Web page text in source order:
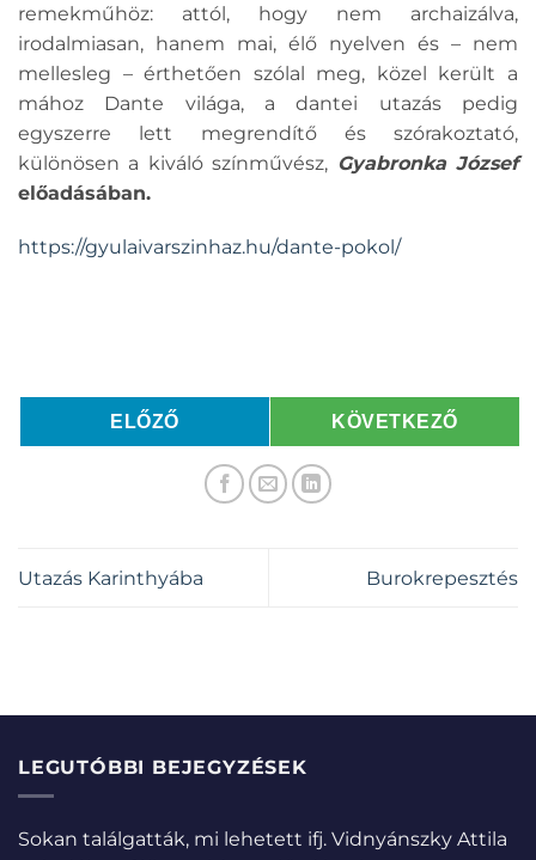
remekműhöz: attól, hogy nem archaizálva,
irodalmiasan, hanem mai, élő nyelven és – nem
mellesleg – érthetően szólal meg, közel került a
mához Dante világa, a dantei utazás pedig
egyszerre lett megrendítő és szórakoztató,
különösen a kiváló színművész, Gyabronka József
előadásában.
https://gyulaivarszinhaz.hu/dante-pokol/
ELŐZŐ KÖVETKEZŐ
Utazás Karinthyába Burokrepesztés
LEGUTÓBBI BEJEGYZÉSEK
Sokan találgatták, mi lehetett ifj. Vidnyánszky Attila